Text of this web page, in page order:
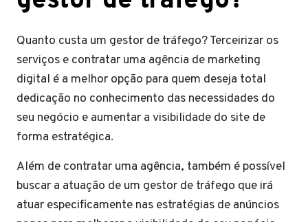
Quanto custa um gestor de tráfego? Terceirizar os
serviços e contratar uma agência de marketing
digital é a melhor opção para quem deseja total
dedicação no conhecimento das necessidades do
seu negócio e aumentar a visibilidade do site de
forma estratégica.
Além de contratar uma agência, também é possível
buscar a atuação de um gestor de tráfego que irá
atuar especificamente nas estratégias de anúncios